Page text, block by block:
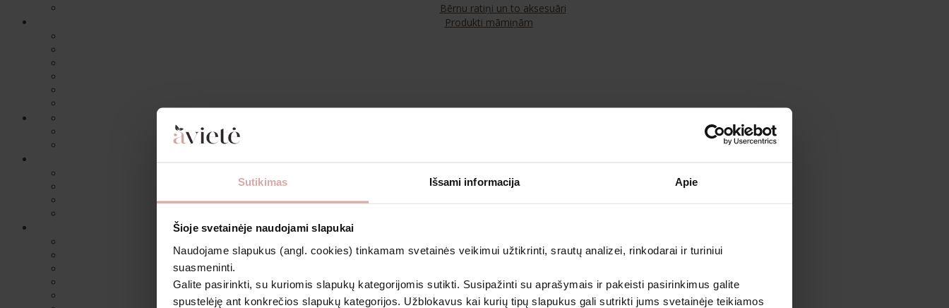
Sutikimas Išsami informacija Apie
Šioje svetainėje naudojami slapukai
Naudojame slapukus (angl. cookies) tinkamam svetainės veikimui užtikrinti, srautų analizei, rinkodarai ir turiniui
suasmeninti.
Galite pasirinkti, su kuriomis slapukų kategorijomis sutikti. Susipažinti su aprašymais ir pakeisti pasirinkimus galite
spustelėję ant konkrečios slapukų kategorijos. Užblokavus kai kurių tipų slapukus gali sutrikti jums svetainėje teikiamos
Bērnu ratiņi un to aksesuāri
Produkti māmiņām
Romperi un kombinezoni